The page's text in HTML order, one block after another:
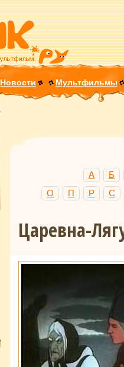
Новости Мультфильмы
А
Б
О
П Р С
Царевна-